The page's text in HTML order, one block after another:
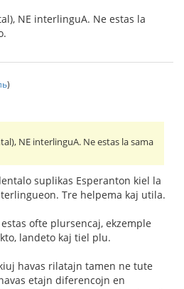
NE interlinguA. Ne estas la
)
NE interlinguA. Ne estas la sama
suplikas Esperanton kiel la
Tre helpema kaj utila.
ofte plursencaj, ekzemple
landeto kaj tiel plu.
havas rilatajn tamen ne tute
etajn diferencojn en